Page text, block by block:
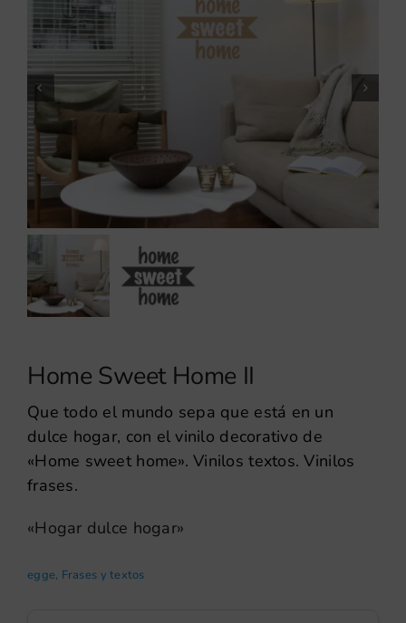
Home Sweet Home II
Que todo el mundo sepa que está en un
dulce hogar, con el vinilo decorativo de
«Home sweet home». Vinilos textos. Vinilos
frases.
«Hogar dulce hogar»
egge, Frases y textos